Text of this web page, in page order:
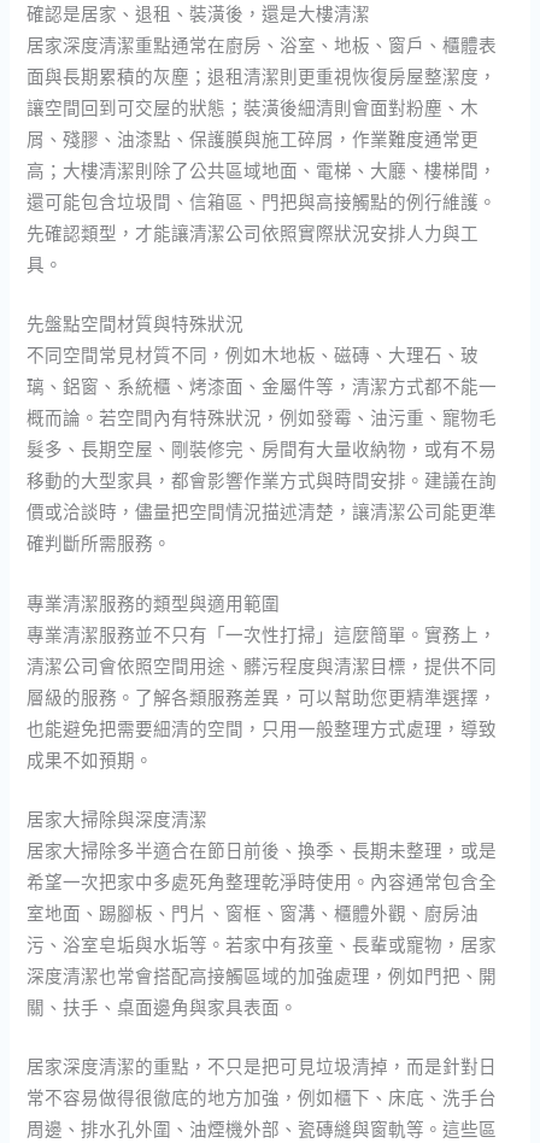
確認是居家、退租、裝潢後，還是大樓清潔
居家深度清潔重點通常在廚房、浴室、地板、窗戶、櫃體表
面與長期累積的灰塵；退租清潔則更重視恢復房屋整潔度，
讓空間回到可交屋的狀態；裝潢後細清則會面對粉塵、木
屑、殘膠、油漆點、保護膜與施工碎屑，作業難度通常更
高；大樓清潔則除了公共區域地面、電梯、大廳、樓梯間，
還可能包含垃圾間、信箱區、門把與高接觸點的例行維護。
先確認類型，才能讓清潔公司依照實際狀況安排人力與工
具。
先盤點空間材質與特殊狀況
不同空間常見材質不同，例如木地板、磁磚、大理石、玻
璃、鋁窗、系統櫃、烤漆面、金屬件等，清潔方式都不能一
概而論。若空間內有特殊狀況，例如發霉、油污重、寵物毛
髮多、長期空屋、剛裝修完、房間有大量收納物，或有不易
移動的大型家具，都會影響作業方式與時間安排。建議在詢
價或洽談時，儘量把空間情況描述清楚，讓清潔公司能更準
確判斷所需服務。
專業清潔服務的類型與適用範圍
專業清潔服務並不只有「一次性打掃」這麼簡單。實務上，
清潔公司會依照空間用途、髒污程度與清潔目標，提供不同
層級的服務。了解各類服務差異，可以幫助您更精準選擇，
也能避免把需要細清的空間，只用一般整理方式處理，導致
成果不如預期。
居家大掃除與深度清潔
居家大掃除多半適合在節日前後、換季、長期未整理，或是
希望一次把家中多處死角整理乾淨時使用。內容通常包含全
室地面、踢腳板、門片、窗框、窗溝、櫃體外觀、廚房油
污、浴室皂垢與水垢等。若家中有孩童、長輩或寵物，居家
深度清潔也常會搭配高接觸區域的加強處理，例如門把、開
關、扶手、桌面邊角與家具表面。
居家深度清潔的重點，不只是把可見垃圾清掉，而是針對日
常不容易做得很徹底的地方加強，例如櫃下、床底、洗手台
周邊、排水孔外圍、油煙機外部、瓷磚縫與窗軌等。這些區